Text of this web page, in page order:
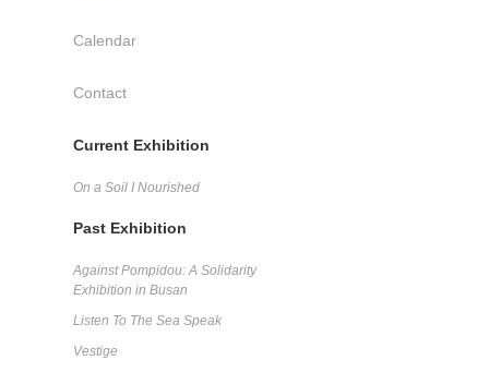
Calendar
Contact
Current Exhibition
On a Soil I Nourished
Past Exhibition
Against Pompidou: A Solidarity
Exhibition in Busan
Listen To The Sea Speak
Vestige